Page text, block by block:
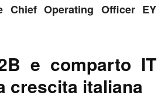
Chief Operating Officer EY
e comparto IT
crescita italiana